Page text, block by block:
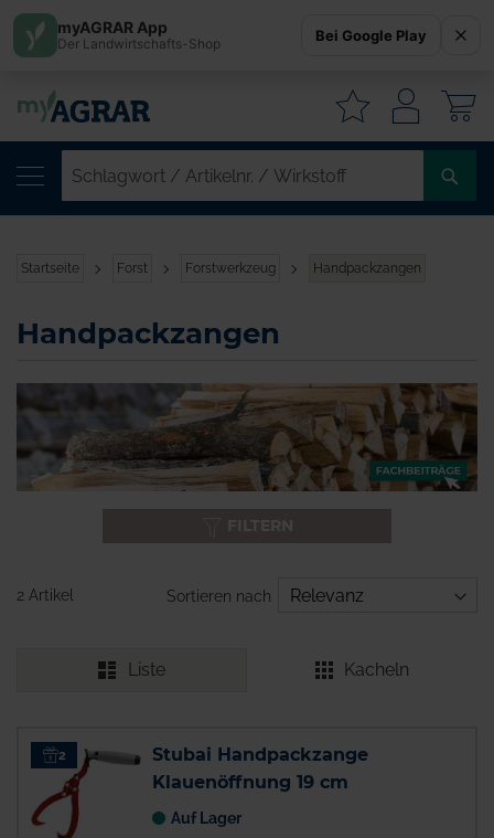
Startseite Forst Forstwerkzeug Handpackzangen
Handpackzangen
2 Artikel Sortieren nach
Liste Kacheln
2
Stubai Handpackzange
Klauenöffnung 19 cm
Auf Lager
myAGRAR App
Der Landwirtschafts-Shop Bei Google Play